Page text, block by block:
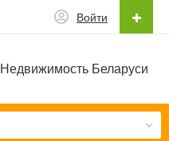
Недвижимость Беларуси
Войти